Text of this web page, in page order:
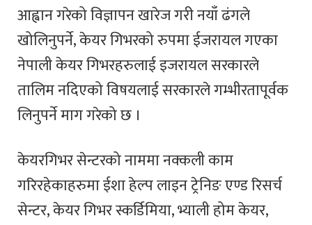
आह्वान गरेको विज्ञापन खारेज गरी नयाँ ढंगले
खोलिनुपर्ने, केयर गिभरको रुपमा ईजरायल गएका
नेपाली केयर गिभरहरुलाई इजरायल सरकारले
तालिम नदिएको विषयलाई सरकारले गम्भीरतापूर्वक
लिनुपर्ने माग गरेको छ ।
केयरगिभर सेन्टरको नाममा नक्कली काम
गरिरहेकाहरुमा ईशा हेल्प लाइन ट्रेनिङ एण्ड रिसर्च
सेन्टर, केयर गिभर स्कर्डिमिया, भ्याली होम केयर,